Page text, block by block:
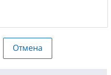
Отмена